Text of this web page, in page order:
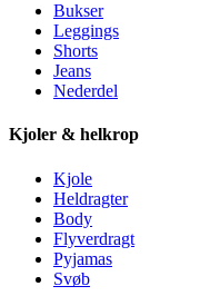
Bukser
Leggings
Shorts
Jeans
Nederdel
Kjoler & helkrop
Kjole
Heldragter
Body
Flyverdragt
Pyjamas
Svøb